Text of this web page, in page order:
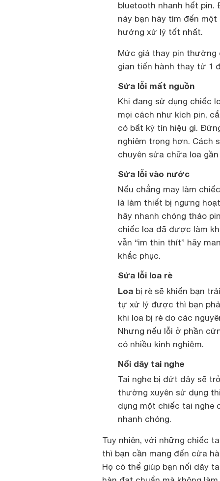
bluetooth nhanh hết pin.
này bạn hãy tìm đến
hướng xử lý tốt nhất.
Mức giá thay pin thường
gian tiến hành thay từ 1
Sửa lỗi mất nguồn
Khi đang sử dụng chiếc
mọi cách như kích pin,
có bất kỳ tín hiệu gì.
nghiêm trọng hơn. Cách
chuyên sửa chữa loa
Sửa lỗi vào nước
Nếu chẳng may làm
là làm thiết bị ngưng
hãy nhanh chóng tháo
chiếc loa đã được làm
vẫn “im thin thít” hãy
khắc phục.
Sửa lỗi loa rè
Loa bị rè sẽ khiến bạn
tự xử lý được thì bạn
khi loa bị rè do các
Nhưng nếu lỗi ở phần
có nhiều kinh nghiệm.
Nối dây tai nghe
Tai nghe bị đứt dây sẽ
thường xuyên sử dụng
dụng một chiếc tai nghe
nhanh chóng.
Tuy nhiên, với những chiếc
thì bạn cần mang đến cửa
Họ có thể giúp bạn nối dây